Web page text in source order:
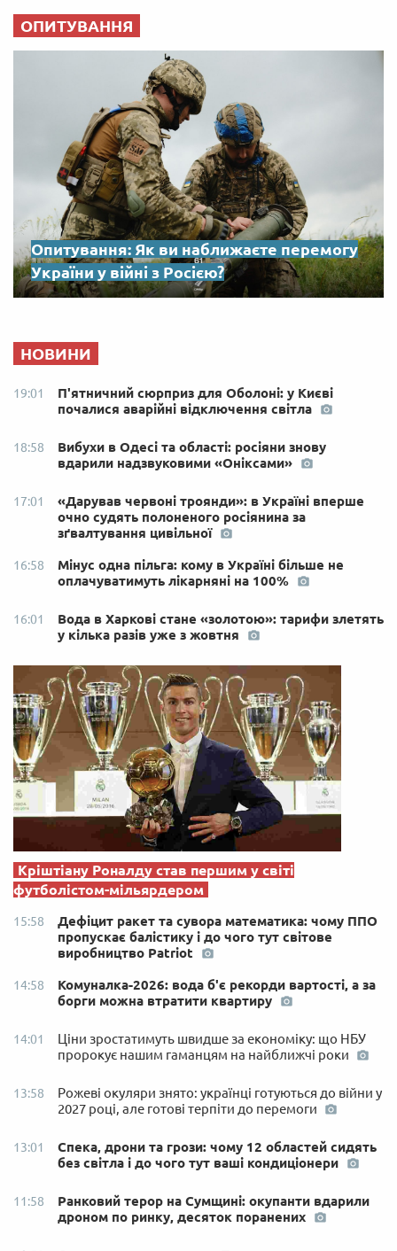
ОПИТУВАННЯ
Опитування: Як ви наближаєте перемогу
України у війні з Росією?
НОВИНИ
19:01
П'ятничний сюрприз для Оболоні: у Києві
почалися аварійні відключення світла
18:58
Вибухи в Одесі та області: росіяни знову
вдарили надзвуковими «Оніксами»
17:01
«Дарував червоні троянди»: в Україні вперше
очно судять полоненого росіянина за
зґвалтування цивільної
16:58
Мінус одна пільга: кому в Україні більше не
оплачуватимуть лікарняні на 100%
16:01
Вода в Харкові стане «золотою»: тарифи злетять
у кілька разів уже з жовтня
Кріштіану Роналду став першим у світі
футболістом-мільярдером
15:58
Дефіцит ракет та сувора математика: чому ППО
пропускає балістику і до чого тут світове
виробництво Patriot
14:58
Комуналка-2026: вода б'є рекорди вартості, а за
борги можна втратити квартиру
14:01
Ціни зростатимуть швидше за економіку: що НБУ
пророкує нашим гаманцям на найближчі роки
13:58
Рожеві окуляри знято: українці готуються до війни у
2027 році, але готові терпіти до перемоги
13:01
Спека, дрони та грози: чому 12 областей сидять
без світла і до чого тут ваші кондиціонери
11:58
Ранковий терор на Сумщині: окупанти вдарили
дроном по ринку, десяток поранених